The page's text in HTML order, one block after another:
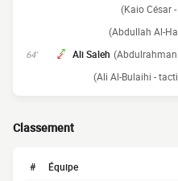
(Kaio César
(Abdullah Al-
64' Ali Saleh
(Ali Al-Bulaihi -
Classement
# Équipe